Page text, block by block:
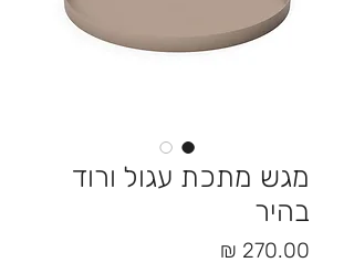
מגש מתכת עגול ורוד
בהיר